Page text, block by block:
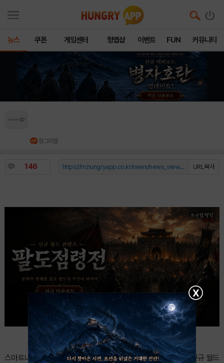
뉴스 쿠폰 게임센터 헝앱샵 이벤트 FUN 커뮤니티
헝그리앱
146 URL복사
https://m.hungryapp.co.kr/news/news_view.php?durl=YmNvZGU9b...
스마트나우의 크로스플랫폼 MMORPG ‘조선협객전 클래식’이 신규 월드
X